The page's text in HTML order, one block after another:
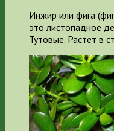
Инжир или фига
это листопадное
Тутовые. Растет в